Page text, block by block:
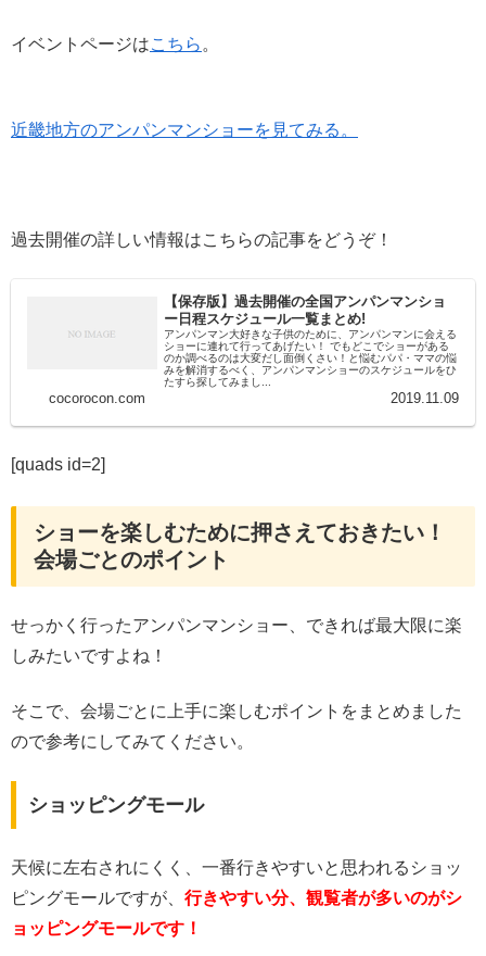
イベントページはこちら 。
近畿地方のアンパンマンショーを見てみる。
過去開催の詳しい情報はこちらの記事をどうぞ！
【保存版】過去開催の全国アンパンマンショ
ー日程スケジュール一覧まとめ!
アンパンマン大好きな子供のために、アンパンマンに会える
ショーに連れて行ってあげたい！ でもどこでショーがある
のか調べるのは大変だし面倒くさい！と悩むパパ・ママの悩
みを解消するべく、アンパンマンショーのスケジュールをひ
たすら探してみまし...
cocorocon.com 2019.11.09
[quads id=2]
ショーを楽しむために押さえておきたい！
会場ごとのポイント
せっかく行ったアンパンマンショー、できれば最大限に楽
しみたいですよね！
そこで、会場ごとに上手に楽しむポイントをまとめました
ので参考にしてみてください。
ショッピングモール
天候に左右されにくく、一番行きやすいと思われるショッ
ピングモールですが、 行きやすい分、観覧者が多いのがシ
ョッピングモールです！